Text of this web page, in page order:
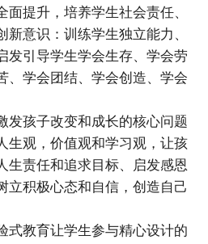
提升，培养学生社会责任、
意识：训练学生独立能力、
发引导学生学会生存、学会劳
、学会团结、学会创造、学会
发孩子改变和成长的核心问题
生观，价值观和学习观，让孩
生责任和追求目标、启发感恩
立积极心态和自信，创造自己
式教育让学生参与精心设计的